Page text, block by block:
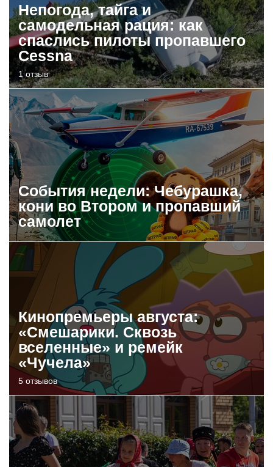
Непогода, тайга и
самодельная рация: как
спаслись пилоты пропавшего
Cessna
1 отзыв
События недели: Чебурашка,
кони во Втором и пропавший
самолет
Кинопремьеры августа:
«Смешарики. Сквозь
вселенные» и ремейк
«Чучела»
5 отзывов